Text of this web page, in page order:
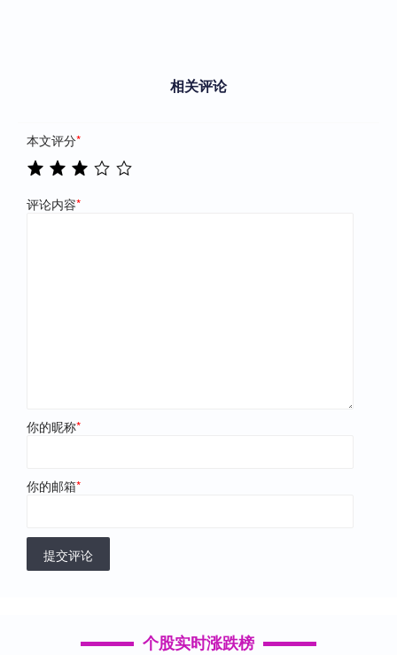
相关评论
本文评分*
评论内容*
你的昵称*
你的邮箱*
提交评论
个股实时涨跌榜